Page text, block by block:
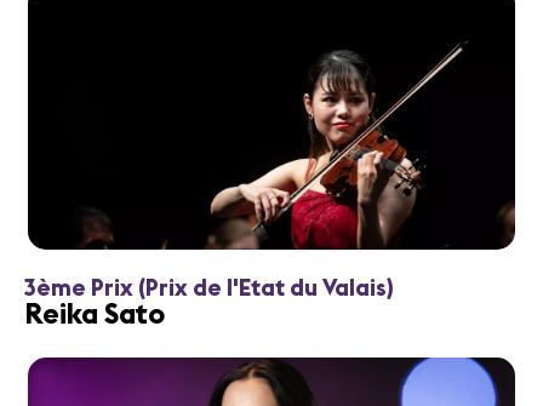
3ème Prix (Prix de l'Etat du Valais)
Reika Sato